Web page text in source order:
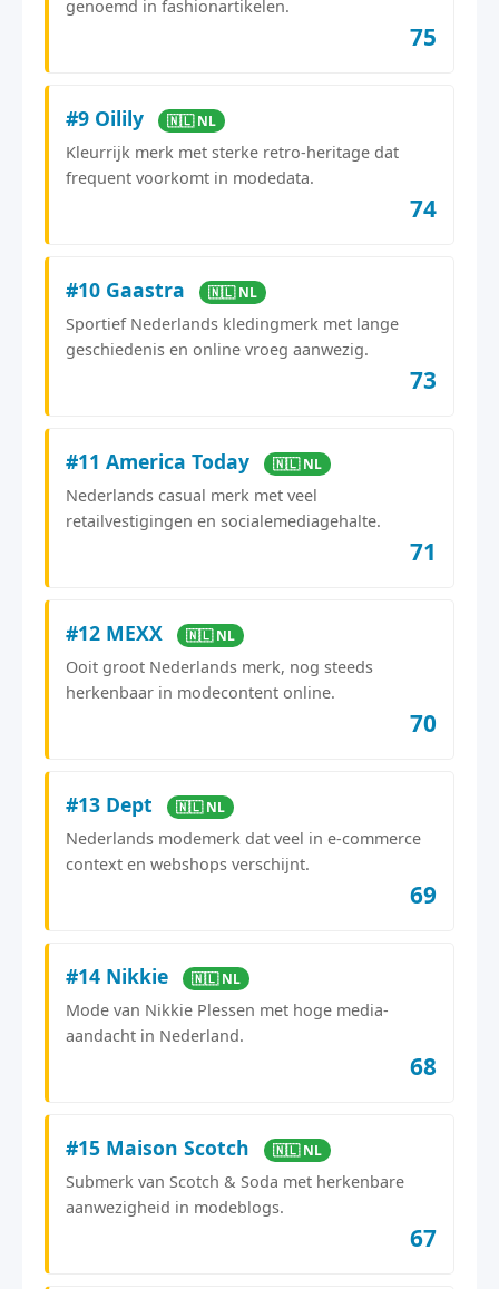
genoemd in fashionartikelen.
75
#9 Oilily 🇳🇱 NL
Kleurrijk merk met sterke retro-heritage dat
frequent voorkomt in modedata.
74
#10 Gaastra 🇳🇱 NL
Sportief Nederlands kledingmerk met lange
geschiedenis en online vroeg aanwezig.
73
#11 America Today 🇳🇱 NL
Nederlands casual merk met veel
retailvestigingen en socialemediagehalte.
71
#12 MEXX 🇳🇱 NL
Ooit groot Nederlands merk, nog steeds
herkenbaar in modecontent online.
70
#13 Dept 🇳🇱 NL
Nederlands modemerk dat veel in e-commerce
context en webshops verschijnt.
69
#14 Nikkie 🇳🇱 NL
Mode van Nikkie Plessen met hoge media-
aandacht in Nederland.
68
#15 Maison Scotch 🇳🇱 NL
Submerk van Scotch & Soda met herkenbare
aanwezigheid in modeblogs.
67